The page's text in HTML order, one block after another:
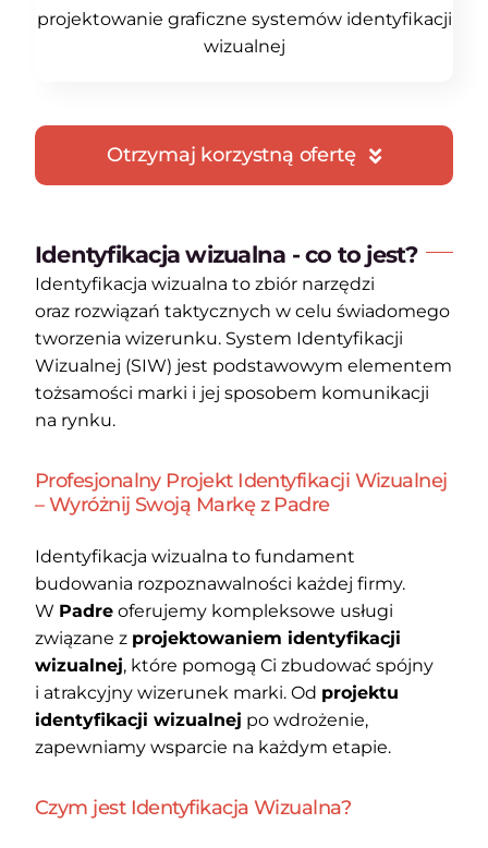
projektowanie graficzne systemów identyfikacji
wizualnej
Otrzymaj korzystną ofertę
Identyfikacja wizualna - co to jest?
Identyfikacja wizualna to zbiór narzędzi
oraz rozwiązań taktycznych w celu świadomego
tworzenia wizerunku. System Identyfikacji
Wizualnej (SIW) jest podstawowym elementem
tożsamości marki i jej sposobem komunikacji
na rynku.
Profesjonalny Projekt Identyfikacji Wizualnej
– Wyróżnij Swoją Markę z Padre
Identyfikacja wizualna to fundament
budowania rozpoznawalności każdej firmy.
W Padreoferujemy kompleksowe usługi
związane z projektowaniem identyfikacji
wizualnej, które pomogą Ci zbudować spójny
i atrakcyjny wizerunek marki. Od projektu
identyfikacji wizualnej po wdrożenie,
zapewniamy wsparcie na każdym etapie.
Czym jest Identyfikacja Wizualna?